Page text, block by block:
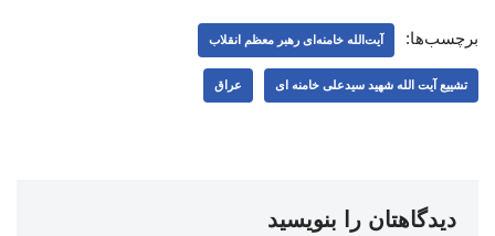
برچسب‌ها: آیت‌الله خامنه‌ای رهبر معظم انقلاب
تشییع آیت الله شهید سیدعلی خامنه ای عراق
دیدگاهتان را بنویسید